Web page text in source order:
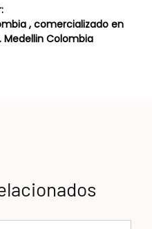
, comercializado en
Medellin Colombia